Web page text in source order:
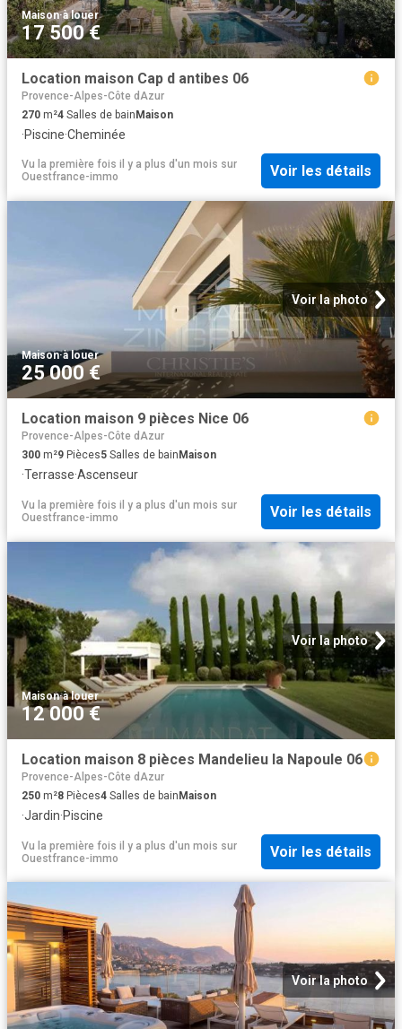
Maison·à louer
17 500 €
Location maison Cap d antibes 06
Provence-Alpes-Côte dAzur
270 m²4 Salles de bainMaison
·Piscine·Cheminée
Vu la première fois il y a plus d'un mois sur
Ouestfrance-immo
Voir les détails
Voir la photo
Maison·à louer
25 000 €
Location maison 9 pièces Nice 06
Provence-Alpes-Côte dAzur
300 m²9 Pièces5 Salles de bain Maison
·Terrasse·Ascenseur
Vu la première fois il y a plus d'un mois sur
Ouestfrance-immo
Voir les détails
Voir la photo
Maison·à louer
12 000 €
Location maison 8 pièces Mandelieu la Napoule 06
Provence-Alpes-Côte dAzur
250 m²8 Pièces4 Salles de bainMaison
·Jardin·Piscine
Vu la première fois il y a plus d'un mois sur
Ouestfrance-immo
Voir les détails
Voir la photo